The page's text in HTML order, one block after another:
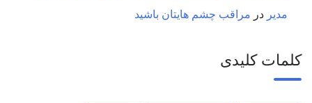
مدیر در مراقب چشم هایتان باشید
کلمات کلیدی